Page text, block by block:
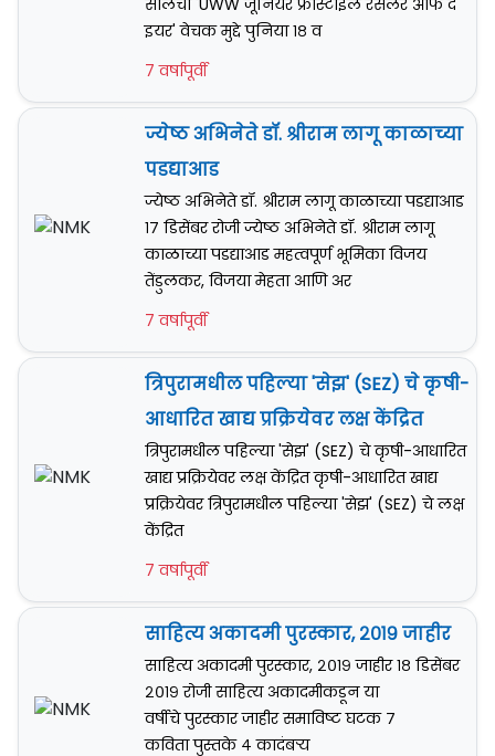
सालचा 'UWW जूनियर फ्रीस्टाईल रेसलर ऑफ द
इयर' वेचक मुद्दे पुनिया १८ व
7 वर्षापूर्वी
ज्येष्ठ अभिनेते डॉ. श्रीराम लागू काळाच्या
पडद्याआड
ज्येष्ठ अभिनेते डॉ. श्रीराम लागू काळाच्या पडद्याआड
१७ डिसेंबर रोजी ज्येष्ठ अभिनेते डॉ. श्रीराम लागू
काळाच्या पडद्याआड महत्वपूर्ण भूमिका विजय
तेंडुलकर, विजया मेहता आणि अर
7 वर्षापूर्वी
त्रिपुरामधील पहिल्या 'सेझ' (SEZ) चे कृषी-
आधारित खाद्य प्रक्रियेवर लक्ष केंद्रित
त्रिपुरामधील पहिल्या 'सेझ' (SEZ) चे कृषी-आधारित
खाद्य प्रक्रियेवर लक्ष केंद्रित कृषी-आधारित खाद्य
प्रक्रियेवर त्रिपुरामधील पहिल्या 'सेझ' (SEZ) चे लक्ष
केंद्रित
7 वर्षापूर्वी
साहित्य अकादमी पुरस्कार, २०१९ जाहीर
साहित्य अकादमी पुरस्कार, २०१९ जाहीर १८ डिसेंबर
२०१९ रोजी साहित्य अकादमीकडून या
वर्षीचे पुरस्कार जाहीर समाविष्ट घटक ७
कविता पुस्तके ४ कादंबर्‍य